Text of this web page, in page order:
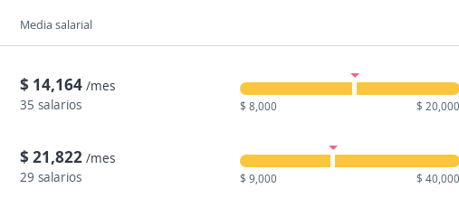
Media salarial
$ 14,164 /mes
35 salarios
$ 8,000 $ 20,000
$ 21,822 /mes
29 salarios
$ 9,000 $ 40,000